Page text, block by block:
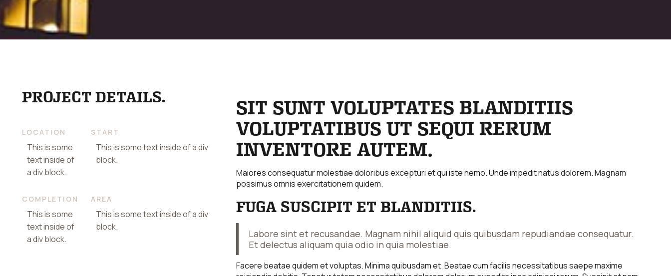
PROJECT DETAILS.
LOCATION
This is some
text inside of
a div block.
START
This is some text inside of a div
block.
COMPLETION
This is some
text inside of
a div block.
AREA
This is some text inside of a div
block.
SIT SUNT VOLUPTATES BLANDITIIS
VOLUPTATIBUS UT SEQUI RERUM
INVENTORE AUTEM.
Maiores consequatur molestiae doloribus excepturi et qui iste nemo. Unde impedit natus dolorem. Magnam
possimus omnis exercitationem quidem.
FUGA SUSCIPIT ET BLANDITIIS.
Labore sint et recusandae. Magnam nihil aliquid quis quibusdam repudiandae consequatur.
Et delectus aliquam quia odio in quia molestiae.
Facere beatae quidem et voluptas. Minima quibusdam et. Beatae cum facilis necessitatibus saepe maxime